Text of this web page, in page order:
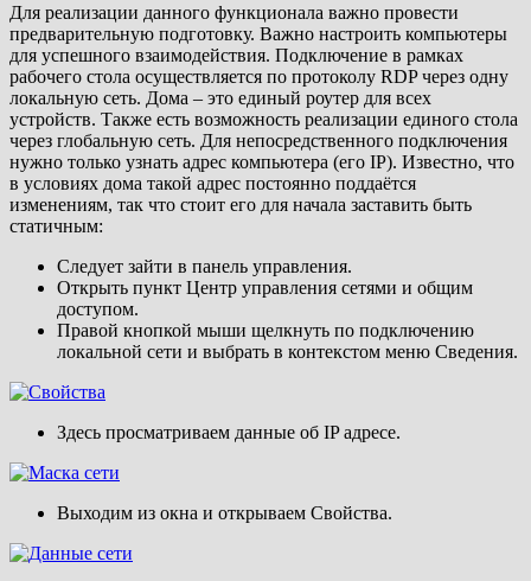
Для реализации данного функционала важно провести
предварительную подготовку. Важно настроить компьютеры
для успешного взаимодействия. Подключение в рамках
рабочего стола осуществляется по протоколу RDP через одну
локальную сеть. Дома – это единый роутер для всех
устройств. Также есть возможность реализации единого стола
через глобальную сеть. Для непосредственного подключения
нужно только узнать адрес компьютера (его IP). Известно, что
в условиях дома такой адрес постоянно поддаётся
изменениям, так что стоит его для начала заставить быть
статичным:
Следует зайти в панель управления.
Открыть пункт Центр управления сетями и общим
доступом.
Правой кнопкой мыши щелкнуть по подключению
локальной сети и выбрать в контекстом меню Сведения.
Здесь просматриваем данные об IP адресе.
Выходим из окна и открываем Свойства.